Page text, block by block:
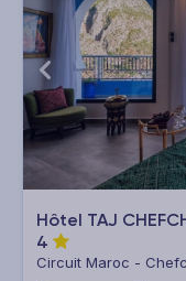
Hôtel TAJ
4
Circuit Maroc -